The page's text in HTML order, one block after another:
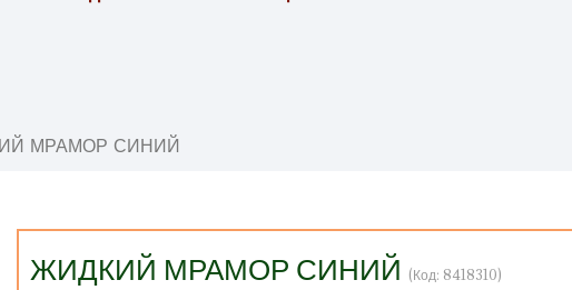
МРАМОР СИНИЙ
ЖИДКИЙ МРАМОР СИНИЙ (Код: 8418310)